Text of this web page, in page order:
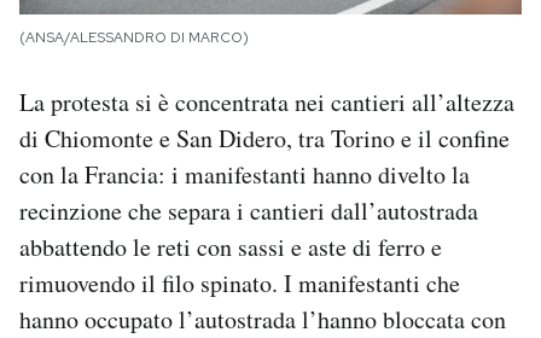
(ANSA/ALESSANDRO DI MARCO)
La protesta si è concentrata nei cantieri all’altezza
di Chiomonte e San Didero, tra Torino e il confine
con la Francia: i manifestanti hanno divelto la
recinzione che separa i cantieri dall’autostrada
abbattendo le reti con sassi e aste di ferro e
rimuovendo il filo spinato. I manifestanti che
hanno occupato l’autostrada l’hanno bloccata con